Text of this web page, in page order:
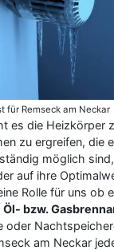
für Remseck am Neckar
es die Heizkörper
zu ergreifen, die
möglich
auf ihre
Rolle für uns ob
Öl- bzw.
oder
am Neckar